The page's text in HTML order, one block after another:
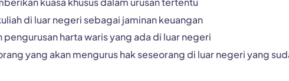
di luar negeri sebagai jaminan keuangan
harta waris yang ada di luar negeri
yang akan mengurus hak seseorang di luar negeri yang